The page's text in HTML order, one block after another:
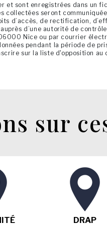
et sont enregistrées dans un
seront
d’accès, de rectification,
d’une autorité de
Nice ou par courrier
pendant la période de
sur la liste d'opposition
sur
DRAP